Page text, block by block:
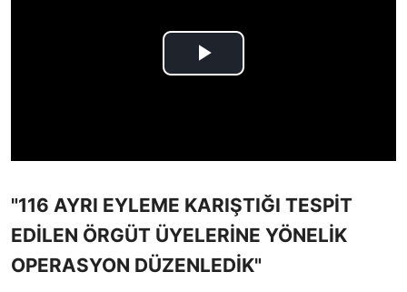
"116 AYRI EYLEME KARIŞTIĞI TESPİT
EDİLEN ÖRGÜT ÜYELERİNE YÖNELİK
OPERASYON DÜZENLEDİK"